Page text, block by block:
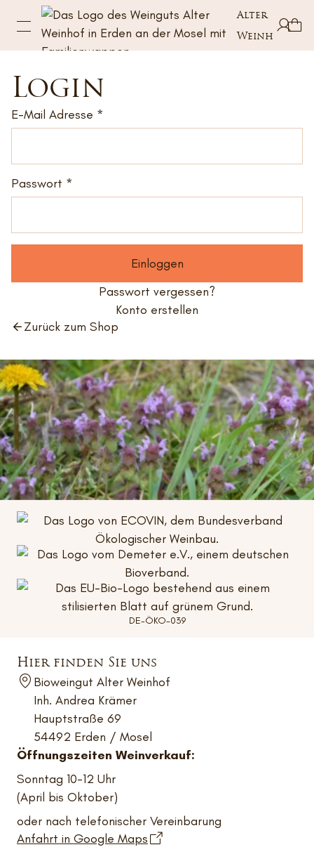
Alter
Weinhof
Login
E-Mail Adresse
Passwort
Einloggen
Passwort vergessen?
Konto erstellen
Zurück zum Shop
DE-ÖKO-039
Hier finden Sie uns
Bioweingut Alter Weinhof
Inh. Andrea Krämer
Hauptstraße 69
54492 Erden / Mosel
Öffnungszeiten Weinverkauf:
Sonntag 10-12 Uhr
(April bis Oktober)
oder nach telefonischer Vereinbarung
Anfahrt in Google Maps